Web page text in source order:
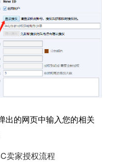
出的网页中输入您的相关
卖家授权流程